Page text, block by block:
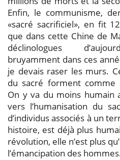
Enfin, le communisme,
«sacré sacrificiel», en fit
que dans cette Chine de
déclinologues
bruyamment dans ces
je devais raser les murs.
du sacré forment comme
On y va du moins humain
vers l’humanisation du
d’individus associés à un
histoire, est déjà plus
révolution, elle n’est plus
l’émancipation des